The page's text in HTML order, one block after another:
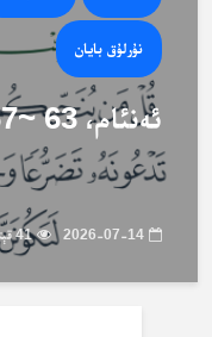
نۇرلۇق بايان
ئەنئام، 63 ~67 – ئايەتلەرنىڭ...
2026-07-14 41 قېتىم كۆرۈلدى